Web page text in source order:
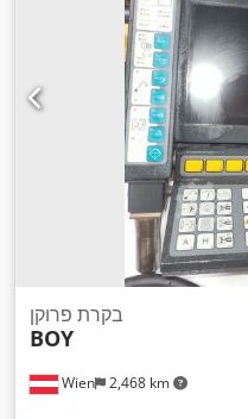
Wien 2,468 km
בקרת פרוקן
BOY